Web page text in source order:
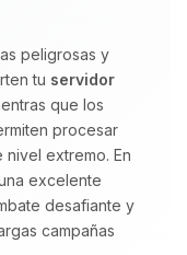
peligrosas y
tu servidor
que los
procesar
extremo. En
excelente
desafiante y
campañas